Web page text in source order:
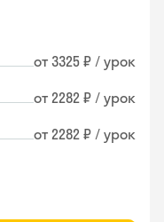
от 3325 ₽ / урок
от 2282 ₽ / урок
от 2282 ₽ / урок